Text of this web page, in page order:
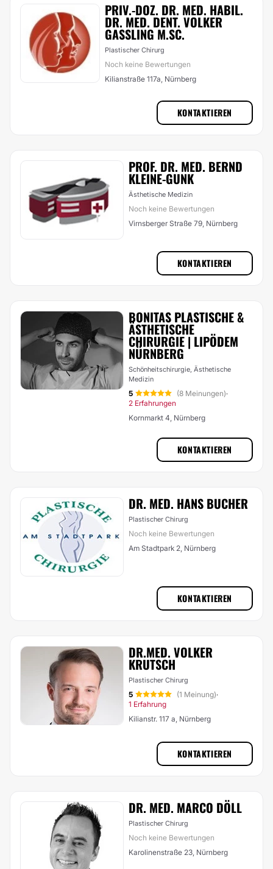
PRIV.-DOZ. DR. MED. HABIL.
DR. MED. DENT. VOLKER
GASSLING M.SC.
Plastischer Chirurg
Noch keine Bewertungen
Kilianstraße 117a, Nürnberg
KONTAKTIEREN
PROF. DR. MED. BERND
KLEINE-GUNK
Ästhetische Medizin
Noch keine Bewertungen
Virnsberger Straße 79, Nürnberg
KONTAKTIEREN
BONITAS PLASTISCHE &
ÄSTHETISCHE
CHIRURGIE | LIPÖDEM
NÜRNBERG
Schönheitschirurgie, Ästhetische
Medizin
5 (8 Meinungen)·
2 Erfahrungen
Kornmarkt 4, Nürnberg
KONTAKTIEREN
DR. MED. HANS BUCHER
Plastischer Chirurg
Noch keine Bewertungen
Am Stadtpark 2, Nürnberg
KONTAKTIEREN
DR.MED. VOLKER
KRUTSCH
Plastischer Chirurg
5 (1 Meinung)·
1 Erfahrung
Kilianstr. 117 a, Nürnberg
KONTAKTIEREN
DR. MED. MARCO DÖLL
Plastischer Chirurg
Noch keine Bewertungen
Karolinenstraße 23, Nürnberg